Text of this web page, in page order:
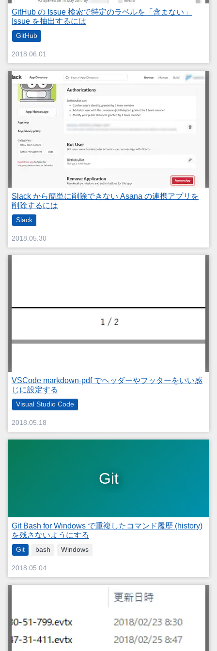
GitHub の Issue 検索で特定のラベルを「含まない」
Issue を抽出するには
GitHub
2018.06.01
Slack から簡単に削除できない Asana の連携アプリを
削除するには
Slack
2018.05.30
VSCode markdown-pdf でヘッダーやフッターをいい感
じに設定する
Visual Studio Code
2018.05.18
Git
Git Bash for Windows で重複したコマンド履歴 (history)
を残さないようにする
Git bash Windows
2018.05.04